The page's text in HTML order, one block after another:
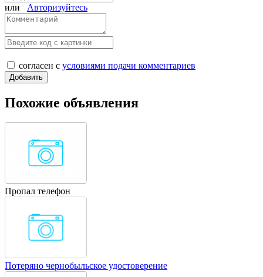
или Авторизуйтесь
согласен с условиями подачи комментариев
Похожие объявления
Пропал телефон
Потеряно чернобыльское удостоверение